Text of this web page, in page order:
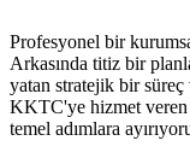
Profesyonel bir
Arkasında titiz bir
yatan stratejik bir
KKTC'ye hizmet veren
temel adımlara